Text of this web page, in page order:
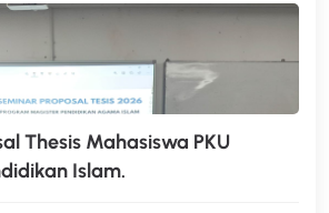
Thesis Mahasiswa PKU
Islam.